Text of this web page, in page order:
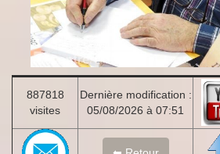
887818
visites
Dernière modification :
05/08/2026 à 07:51